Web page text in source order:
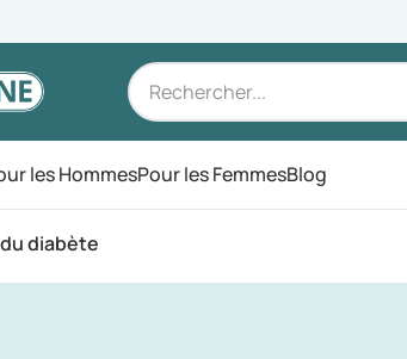
le menu
les HommesPour les FemmesBlog
diabète